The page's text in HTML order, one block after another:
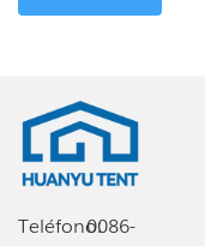
Teléfono:0086-